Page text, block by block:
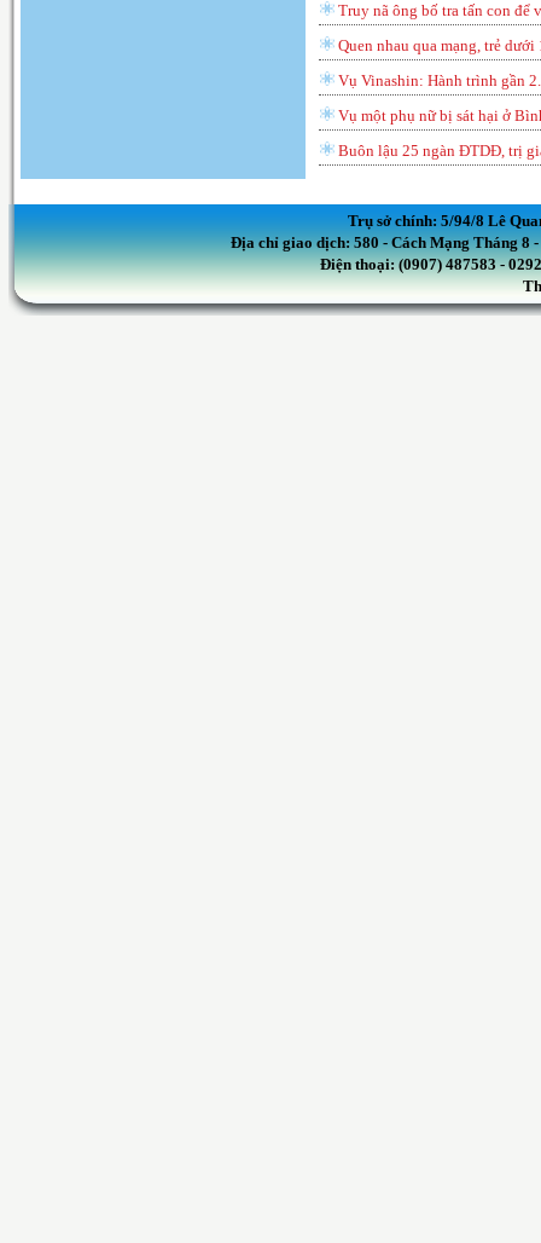
Truy nã ông bố tra tấn con để
Quen nhau qua mạng, trẻ
Vụ Vinashin: Hành trình gần
Vụ một phụ nữ bị sát hại ở
Buôn lậu 25 ngàn ĐTDĐ, trị
Trụ sở chính: 5/94/8 Lê
Địa chỉ giao dịch: 580 - Cách Mạng Tháng 8
Điện thoại: (0907) 487583 -